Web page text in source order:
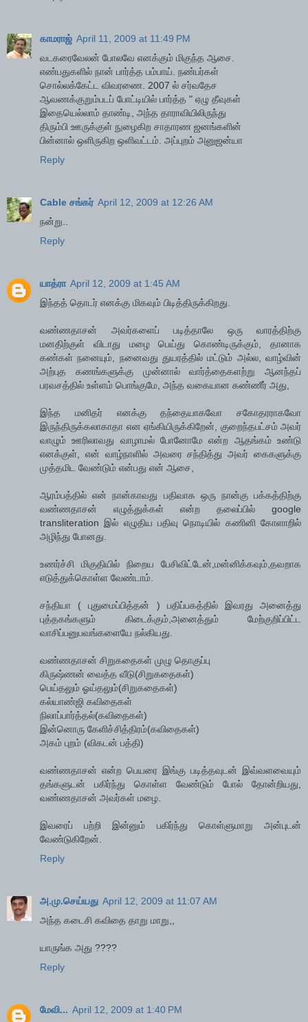
காமராஜ் April 11, 2009 at 11:49 PM
வடகரைவேலன் போலவே எனக்கும் மிகுந்த ஆசை.
எண்பதுகளில் நான் பார்த்த பம்பாய். நண்பர்கள்
சொல்லக்கேட்ட விவரணை. 2007 ல் சர்வதேச
ஆவணக்குறும்படப் போட்டியில் பார்த்த " ஏழு தீவுகள்
இதையெல்லாம் தாண்டி, அந்த தாராவியிலிருந்து
திரும்பி ஊருக்குள் நுழைகிற சாதாரண ஜனங்களின்
பின்னால் ஒளிருகிற ஒளிவட்டம். அப்புறம் அனுஜன்யா
Reply
Cable சங்கர் April 12, 2009 at 12:26 AM
நன்று..
Reply
யாத்ரா April 12, 2009 at 1:45 AM
இந்தத் தொடர் எனக்கு மிகவும் பிடித்திருக்கிறது.
வண்ணதாசன் அவர்களைப் படித்தாலே ஒரு வாரத்திற்கு
மனதிற்குள் விடாது மழை பெய்து கொண்டிருக்கும், தானாக
கண்கள் நனையும், நனைவது துயரத்தில் மட்டும் அல்ல, வாழ்வின்
அற்புத கணங்களுக்கு முன்னால் வார்த்தைகளற்று ஆனந்தப்
பரவசத்தில் உள்ளம் பொங்குமே, அந்த வகையான கண்ணீர் அது,
இந்த மனிதர் எனக்கு தந்தையாகவோ சகோதரராகவோ
இருந்திருக்கலாகாதா என ஏங்கியிருக்கிறேன், குறைந்தபட்சம் அவர்
வாழும் ஊரிலாவது வாழாமல் போனோமே என்ற ஆதங்கம் உண்டு
எனக்குள், என் வாழ்நாளில் அவரை சந்தித்து அவர் கைகளுக்கு
முத்தமிட வேண்டும் என்பது என் ஆசை,
ஆரம்பத்தில் என் நான்காவது பதிவாக ஒரு நான்கு பக்கத்திற்கு
வண்ணதாசன் எழுத்துக்கள் என்ற தலைப்பில் google
transliteration இல் எழுதிய பதிவு நொடியில் கணினி கோளாறில்
அழிந்து போனது.
உணர்ச்சி மிகுதியில் நிறைய பேசிவிட்டேன்,மன்னிக்கவும்,தவறாக
எடுத்துக்கொள்ள வேண்டாம்.
சந்தியா ( புதுமைப்பித்தன் ) பதிப்பகத்தில் இவரது அனைத்து
புத்தகங்களும் கிடைக்கும்,அனைத்தும் மேற்குறிப்பிட்ட
வாசிப்பனுபவங்களையே நல்கியது.
வண்ணதாசன் சிறுகதைகள் முழு தொகுப்பு
கிருஷ்ணன் வைத்த வீடு(சிறுகதைகள்)
பெய்தலும் ஓய்தலும்(சிறுகதைகள்)
கல்யாண்ஜி கவிதைகள்
நிலாப்பார்த்தல்(கவிதைகள்)
இன்னொரு கேளிச்சித்திரம்(கவிதைகள்)
அகம் புறம் (விகடன் பத்தி)
வண்ணதாசன் என்ற பெயரை இங்கு படித்தவுடன் இவ்வளவையும்
தங்களுடன் பகிர்ந்து கொள்ள வேண்டும் போல் தோன்றியது,
வண்ணதாசன் அவர்கள் மழை.
இவரைப் பற்றி இன்னும் பகிர்ந்து கொள்ளுமாறு அன்புடன்
வேண்டுகிறேன்.
Reply
அ.மு.செய்யது April 12, 2009 at 11:07 AM
அந்த கடைசி கவிதை தாறு மாறு,,
யாருங்க அது ????
Reply
மேவி... April 12, 2009 at 1:40 PM